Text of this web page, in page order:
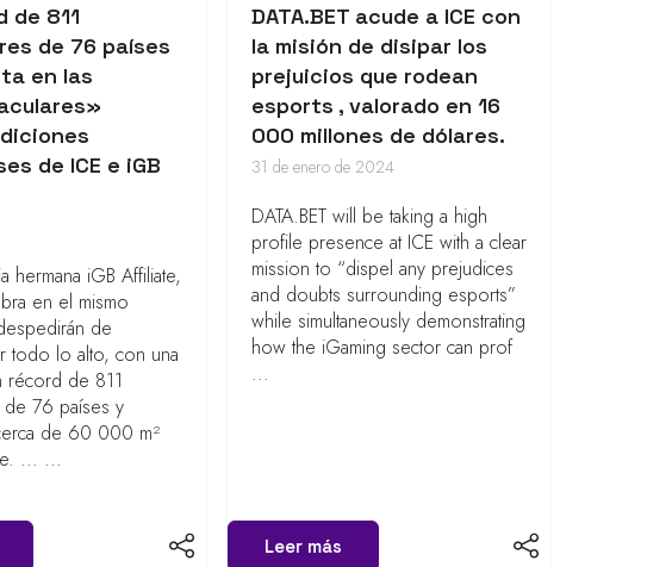
de 811
de 76 países
en las
de ICE e iGB
hermana iGB Affiliate,
en el mismo
de
todo lo alto, con una
récord de 811
76 países y
de 60 000 m²
... ...
DATA.BET acude a ICE con
la misión de disipar los
prejuicios que rodean
esports , valorado en 16
000 millones de dólares.
31 de enero de 2024
DATA.BET will be taking a high
profile presence at ICE with a clear
mission to “dispel any prejudices
and doubts surrounding esports”
while simultaneously demonstrating
how the iGaming sector can prof
...
Leer más